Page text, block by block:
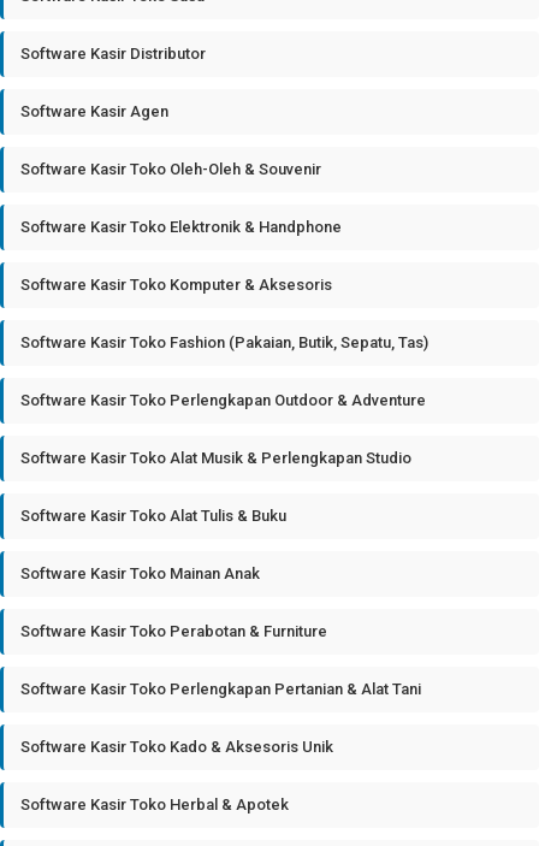
Software Kasir Distributor
Software Kasir Agen
Software Kasir Toko Oleh-Oleh & Souvenir
Software Kasir Toko Elektronik & Handphone
Software Kasir Toko Komputer & Aksesoris
Software Kasir Toko Fashion (Pakaian, Butik, Sepatu, Tas)
Software Kasir Toko Perlengkapan Outdoor & Adventure
Software Kasir Toko Alat Musik & Perlengkapan Studio
Software Kasir Toko Alat Tulis & Buku
Software Kasir Toko Mainan Anak
Software Kasir Toko Perabotan & Furniture
Software Kasir Toko Perlengkapan Pertanian & Alat Tani
Software Kasir Toko Kado & Aksesoris Unik
Software Kasir Toko Herbal & Apotek